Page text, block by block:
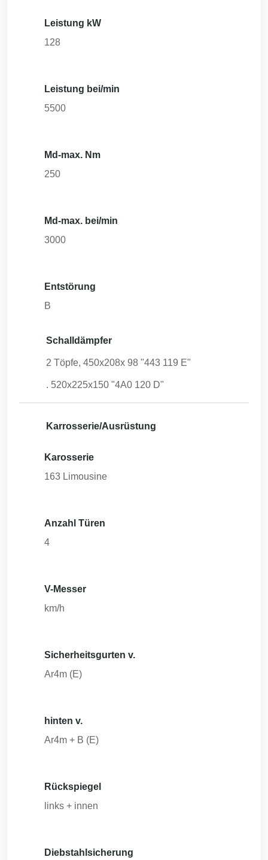
Leistung kW
128
Leistung bei/min
5500
Md-max. Nm
250
Md-max. bei/min
3000
Entstörung
B
Schalldämpfer
2 Töpfe, 450x208x 98 "443 119 E"
. 520x225x150 "4A0 120 D"
Karrosserie/Ausrüstung
Karosserie
163 Limousine
Anzahl Türen
4
V-Messer
km/h
Sicherheitsgurten v.
Ar4m (E)
hinten v.
Ar4m + B (E)
Rückspiegel
links + innen
Diebstahlsicherung